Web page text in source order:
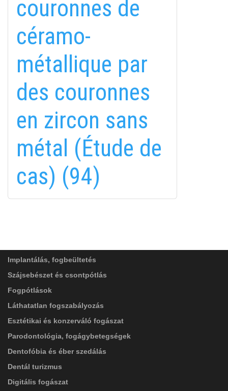
couronnes de
céramo-
métallique par
des couronnes
en zircon sans
métal (Étude de
cas) (94)
ITT TALÁL MEG
MINKET
fab
fa-
facebook-
in
EMAILCIME
FELIRATKOZÁS
Implantálás, fogbeültetés
Szájsebészet és csontpótlás
Fogpótlások
Láthatatlan fogszabályozás
Esztétikai és konzerváló fogászat
Parodontológia, fogágybetegségek
Dentofóbia és éber szedálás
Dentál turizmus
Digitális fogászat